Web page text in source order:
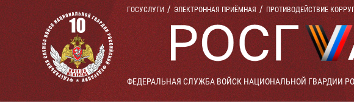
ГОСУСЛУГИ ЭЛЕКТРОННАЯ ПРИЁМНАЯ ПРОТИВОДЕЙСТВИЕ
ФЕДЕРАЛЬНАЯ СЛУЖБА ВОЙСК НАЦИОНАЛЬНОЙ ГВАРДИИ